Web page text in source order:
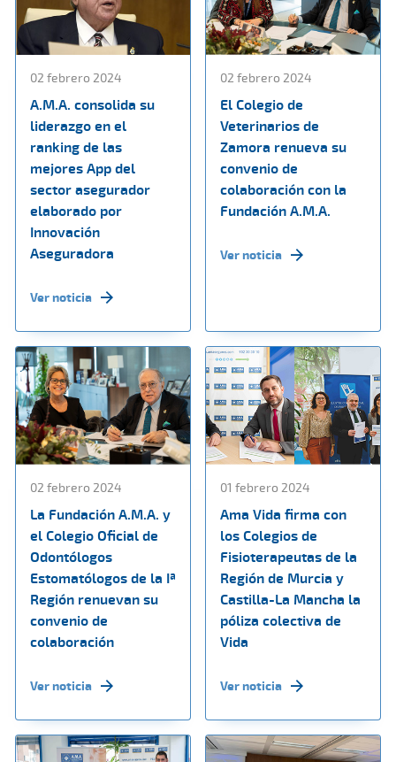
02 febrero 2024
A.M.A. consolida su
liderazgo en el
ranking de las
mejores App del
sector asegurador
elaborado por
Innovación
Aseguradora
Ver noticia
02 febrero 2024
El Colegio de
Veterinarios de
Zamora renueva su
convenio de
colaboración con la
Fundación A.M.A.
Ver noticia
02 febrero 2024
La Fundación A.M.A. y
el Colegio Oficial de
Odontólogos
Estomatólogos de la Iª
Región renuevan su
convenio de
colaboración
Ver noticia
01 febrero 2024
Ama Vida firma con
los Colegios de
Fisioterapeutas de la
Región de Murcia y
Castilla-La Mancha la
póliza colectiva de
Vida
Ver noticia